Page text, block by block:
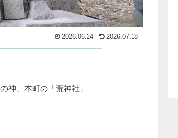
2026.06.24 2026.07.18
神、本町の「荒神社」